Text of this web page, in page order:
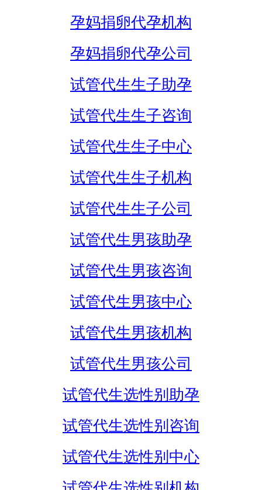
孕妈捐卵代孕机构
孕妈捐卵代孕公司
试管代生生子助孕
试管代生生子咨询
试管代生生子中心
试管代生生子机构
试管代生生子公司
试管代生男孩助孕
试管代生男孩咨询
试管代生男孩中心
试管代生男孩机构
试管代生男孩公司
试管代生选性别助孕
试管代生选性别咨询
试管代生选性别中心